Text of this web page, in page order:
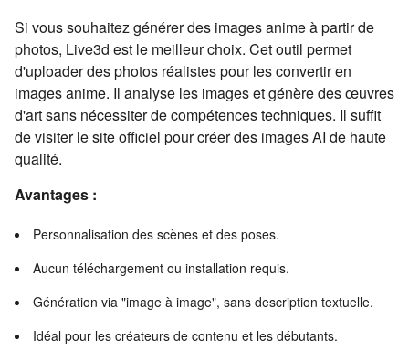
Si vous souhaitez générer des images anime à partir de
photos, Live3d est le meilleur choix. Cet outil permet
d'uploader des photos réalistes pour les convertir en
images anime. Il analyse les images et génère des œuvres
d'art sans nécessiter de compétences techniques. Il suffit
de visiter le site officiel pour créer des images AI de haute
qualité.
Avantages :
Personnalisation des scènes et des poses.
Aucun téléchargement ou installation requis.
Génération via "image à image", sans description textuelle.
Idéal pour les créateurs de contenu et les débutants.